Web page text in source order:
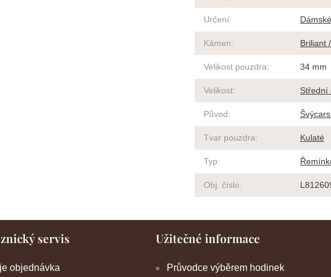
Určení: Dámské
Kámen: Briliant
Velikost pouzdra: 34 mm
Velikost: Střední
Původ:
Tvar pouzdra: Kulaté
Typ:
Obj. číslo:
servis
objednávka
Užitečné informace
Průvodce výběrem hodinek